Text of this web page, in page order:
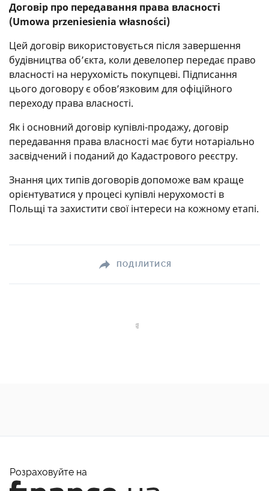
Договір про передавання права власності
(Umowa przeniesienia własności)
Цей договір використовується після завершення
будівництва об’єкта, коли девелопер передає право
власності на нерухомість покупцеві. Підписання
цього договору є обов’язковим для офіційного
переходу права власності.
Як і основний договір купівлі-продажу, договір
передавання права власності має бути нотаріально
засвідчений і поданий до Кадастрового реєстру.
Знання цих типів договорів допоможе вам краще
орієнтуватися у процесі купівлі нерухомості в
Польщі та захистити свої інтереси на кожному етапі.
ПОДІЛИТИСЯ
Розраховуйте на